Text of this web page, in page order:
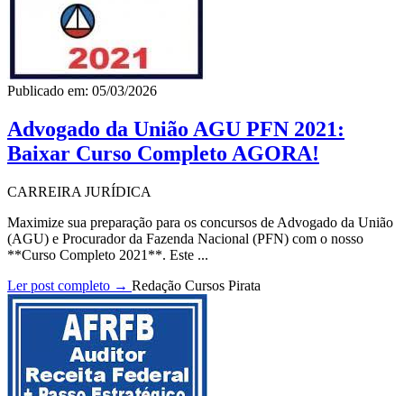
Publicado em: 05/03/2026
Advogado da União AGU PFN 2021:
Baixar Curso Completo AGORA!
CARREIRA JURÍDICA
Maximize sua preparação para os concursos de Advogado da União
(AGU) e Procurador da Fazenda Nacional (PFN) com o nosso
**Curso Completo 2021**. Este ...
Ler post completo → Redação Cursos Pirata